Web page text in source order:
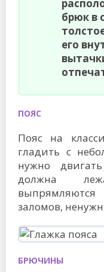
брюк в
его
ПОЯС
Пояс на
гладить с
нужно
должна
заломов,
БРЮЧИНЫ